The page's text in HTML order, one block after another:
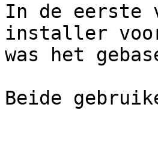
In de eerste
installer
was het
Beide